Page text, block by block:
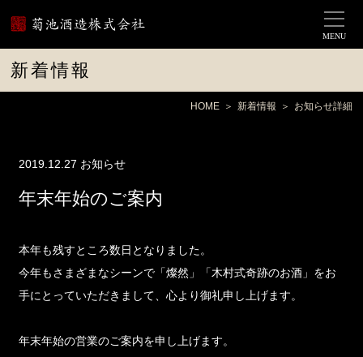
MENU
新着情報
HOME 新着情報 お知らせ詳細
2019.12.27 お知らせ
年末年始のご案内
本年も残すところ数日となりました。
今年もさまざまなシーンで「燦然」「木村式奇跡のお酒」をお
手にとっていただきまして、心より御礼申し上げます。
年末年始の営業のご案内を申し上げます。